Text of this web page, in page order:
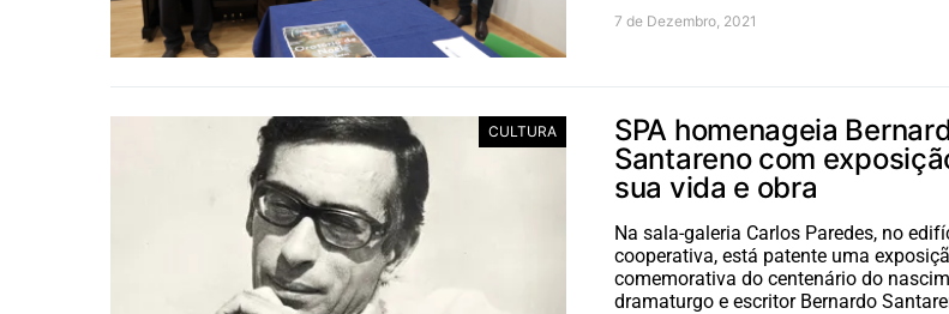
7 de Dezembro, 2021
CULTURA
SPA homenageia
Santareno com
sua vida e obra
Na sala-galeria Carlos Paredes, no
cooperativa, está patente uma
comemorativa do centenário do
dramaturgo e escritor Bernardo